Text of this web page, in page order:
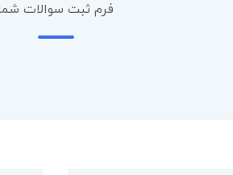
فرم ثبت سوالات